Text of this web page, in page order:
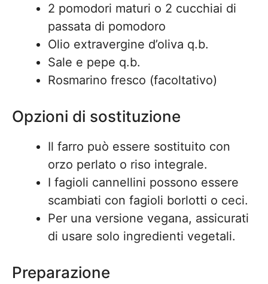
2 pomodori maturi o 2 cucchiai di
passata di pomodoro
Olio extravergine d’oliva q.b.
Sale e pepe q.b.
Rosmarino fresco (facoltativo)
Opzioni di sostituzione
Il farro può essere sostituito con
orzo perlato o riso integrale.
I fagioli cannellini possono essere
scambiati con fagioli borlotti o ceci.
Per una versione vegana, assicurati
di usare solo ingredienti vegetali.
Preparazione